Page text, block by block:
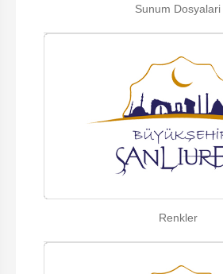
Sunum Dosyalari
Renkler